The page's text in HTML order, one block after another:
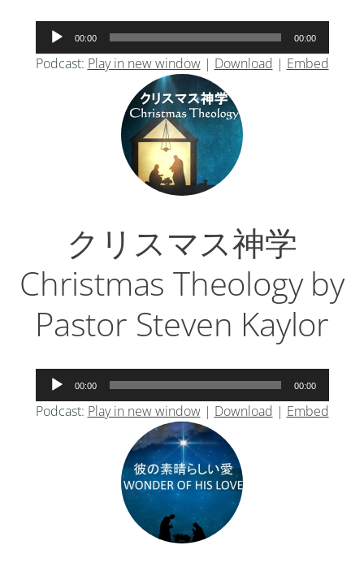
声
プ
00:00 00:00
Podcast: Play in new window| Download | Embed
クリスマス神学
Christmas Theology by
Pastor Steven Kaylor
声
プ
00:00 00:00
Podcast: Play in new window| Download | Embed